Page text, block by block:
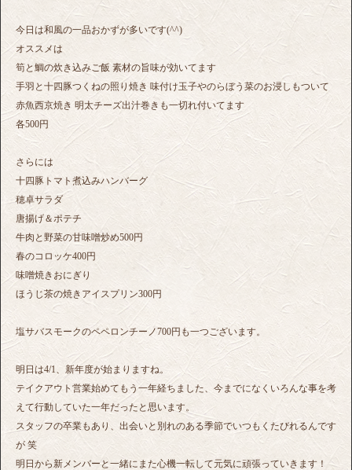
今日は和風の一品おかずが多いです(^^)
オススメは
筍と鯛の炊き込みご飯 素材の旨味が効いてます
手羽と十四豚つくねの照り焼き 味付け玉子やのらぼう菜のお浸しもついて
赤魚西京焼き 明太チーズ出汁巻きも一切れ付いてます
各500円
さらには
十四豚トマト煮込みハンバーグ
穂卓サラダ
唐揚げ＆ポテチ
牛肉と野菜の甘味噌炒め500円
春のコロッケ400円
味噌焼きおにぎり
ほうじ茶の焼きアイスプリン300円
塩サバスモークのペペロンチーノ700円も一つございます。
明日は4/1、新年度が始まりますね。
テイクアウト営業始めてもう一年経ちました、今までになくいろんな事を考
えて行動していた一年だったと思います。
スタッフの卒業もあり、出会いと別れのある季節でいつもくたびれるんです
が 笑
明日から新メンバーと一緒にまた心機一転して元気に頑張っていきます！